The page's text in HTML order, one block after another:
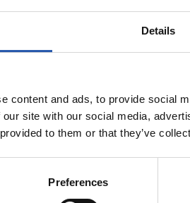
Details
content and ads, to provide social
site with our social media,
to them or that they’ve
Preferences